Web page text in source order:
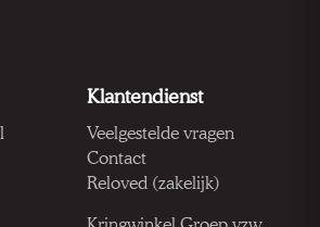
Klantendienst
Veelgestelde vragen
Contact
Reloved (zakelijk)